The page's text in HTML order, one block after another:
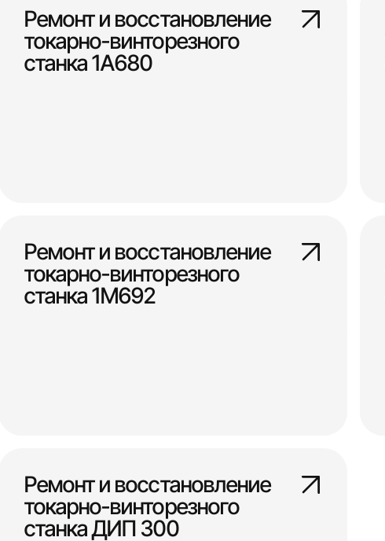
Ремонт и восстановление
токарно-винторезного
станка 1А680
Ремонт и восстановление
токарно-винторезного
станка 1М692
Ремонт и восстановление
токарно-винторезного
станка ДИП 300